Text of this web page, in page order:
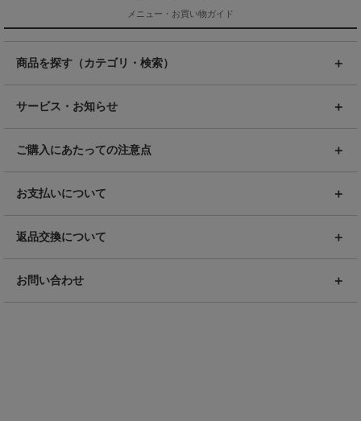
メニュー・お買い物ガイド
商品を探す（カテゴリ・検索）
サービス・お知らせ
ご購入にあたっての注意点
お支払いについて
返品交換について
お問い合わせ